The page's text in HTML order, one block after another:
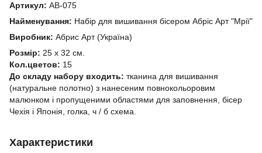
Артикул: АВ-075
Найменування: Набір для вишивання бісером Абріс Арт "Мрії"
Виробник: Абрис Арт (Україна)
Розмір: 25 х 32 см.
Кол.цветов: 15
До складу набору входить: тканина для вишивання
(натуральне полотно) з нанесеним повнокольоровим
малюнком і пропущеними областями для заповнення, бісер
Чехія і Японія, голка, ч / б схема.
Характеристики